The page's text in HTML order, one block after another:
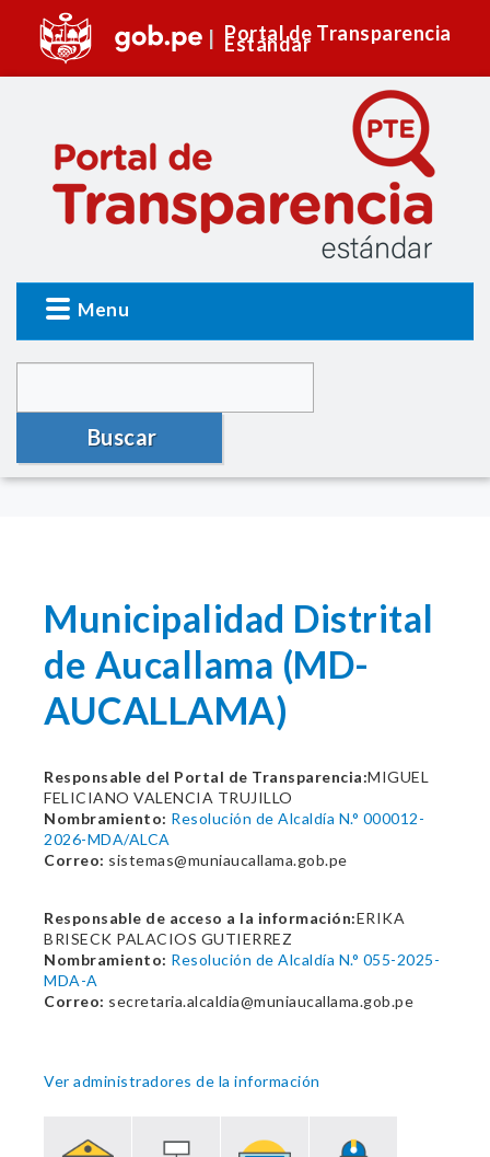
Portal de Transparencia
Estándar
Menu
Buscar
Municipalidad Distrital
de Aucallama (MD-
AUCALLAMA)
Responsable del Portal de Transparencia:MIGUEL
FELICIANO VALENCIA TRUJILLO
Nombramiento: Resolución de Alcaldía N.° 000012-
2026-MDA/ALCA
Correo: sistemas@muniaucallama.gob.pe
Responsable de acceso a la información:ERIKA
BRISECK PALACIOS GUTIERREZ
Nombramiento: Resolución de Alcaldía N.° 055-2025-
MDA-A
Correo: secretaria.alcaldia@muniaucallama.gob.pe
Ver administradores de la información